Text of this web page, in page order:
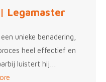
Legamaster
unieke benadering,
heel effectief en
luistert hij…